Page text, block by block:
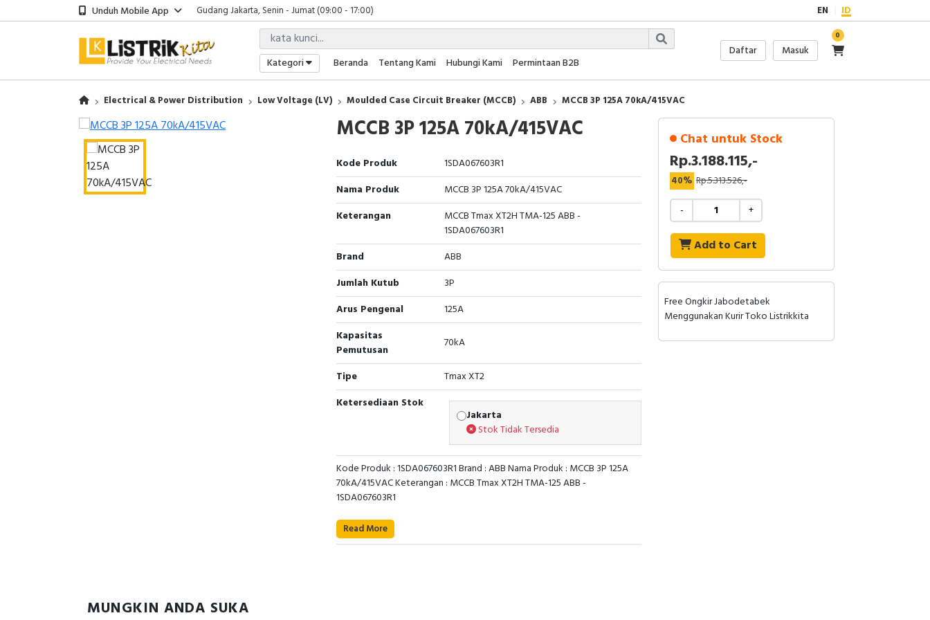
Unduh Mobile App
Gudang Jakarta, Senin - Jumat (09:00 - 17:00)
Showroom Bali, Senin - Jumat (09:00 - 17:00)
Kantor Jakarta, Senin - Jumat (08:00 - 17:00)
Gudang Jakarta, Senin - Jumat (09:00 - 17:00)
Showroom Bali, Senin - Jumat (09:00 - 17:00)
EN ID
Kategori Beranda Tentang Kami Hubungi Kami Permintaan B2B
Daftar Masuk
0
Electrical & Power Distribution Low Voltage (LV) Moulded Case Circuit Breaker (MCCB) ABB MCCB 3P 125A 70kA/415VAC
MCCB 3P 125A 70kA/415VAC
Kode Produk
1SDA067603R1
Nama Produk
MCCB 3P 125A 70kA/415VAC
Keterangan
MCCB Tmax XT2H TMA-125 ABB -
1SDA067603R1
Brand
ABB
Jumlah Kutub
3P
Arus Pengenal
125A
Kapasitas
Pemutusan
70kA
Tipe
Tmax XT2
Ketersediaan Stok
Jakarta
Stok Tidak Tersedia
Kode Produk : 1SDA067603R1 Brand : ABB Nama Produk : MCCB 3P 125A
70kA/415VAC Keterangan : MCCB Tmax XT2H TMA-125 ABB -
1SDA067603R1
Read More
Chat untuk Stock
Rp.3.188.115,-
40% Rp.5.313.526,-
- +
Add to Cart
Free Ongkir Jabodetabek
Menggunakan Kurir Toko Listrikkita
MUNGKIN ANDA SUKA